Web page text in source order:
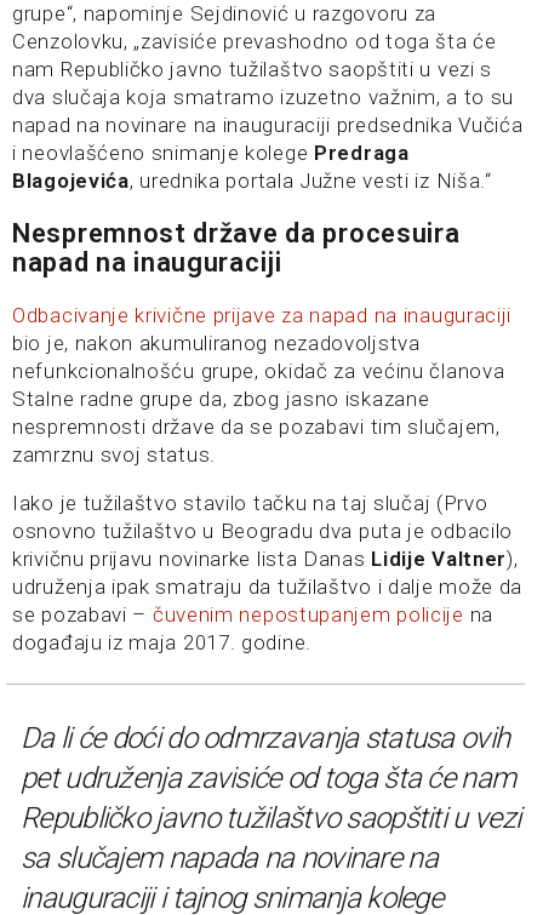
grupe“, napominje Sejdinović u razgovoru za
Cenzolovku, „zavisiće prevashodno od toga šta će
nam Republičko javno tužilaštvo saopštiti u vezi s
dva slučaja koja smatramo izuzetno važnim, a to su
napad na novinare na inauguraciji predsednika Vučića
i neovlašćeno snimanje kolege Predraga
Blagojevića, urednika portala Južne vesti iz Niša.“
Nespremnost države da procesuira
napad na inauguraciji
Odbacivanje krivične prijave za napad na inauguraciji
bio je, nakon akumuliranog nezadovoljstva
nefunkcionalnošću grupe, okidač za većinu članova
Stalne radne grupe da, zbog jasno iskazane
nespremnosti države da se pozabavi tim slučajem,
zamrznu svoj status.
Iako je tužilaštvo stavilo tačku na taj slučaj (Prvo
osnovno tužilaštvo u Beogradu dva puta je odbacilo
krivičnu prijavu novinarke lista Danas Lidije Valtner),
udruženja ipak smatraju da tužilaštvo i dalje može da
se pozabavi – čuvenim nepostupanjem policije na
događaju iz maja 2017. godine.
Da li će doći do odmrzavanja statusa ovih
pet udruženja zavisiće od toga šta će nam
Republičko javno tužilaštvo saopštiti u vezi
sa slučajem napada na novinare na
inauguraciji i tajnog snimanja kolege